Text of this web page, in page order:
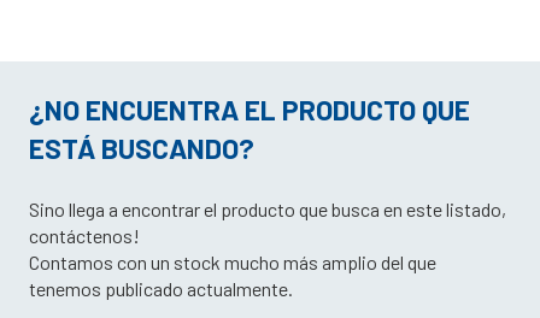
¿NO ENCUENTRA EL PRODUCTO QUE
ESTÁ BUSCANDO?
Sino llega a encontrar el producto que busca en este listado,
contáctenos!
Contamos con un stock mucho más amplio del que
tenemos publicado actualmente.